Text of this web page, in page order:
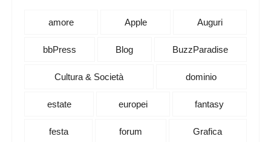
amore Apple Auguri
bbPress Blog BuzzParadise
Cultura & Società dominio
estate europei fantasy
festa forum Grafica